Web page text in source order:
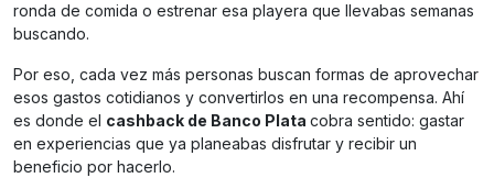
ronda de comida o estrenar esa playera que llevabas semanas
buscando.
Por eso, cada vez más personas buscan formas de aprovechar
esos gastos cotidianos y convertirlos en una recompensa. Ahí
es donde el cashback de Banco Plata cobra sentido: gastar
en experiencias que ya planeabas disfrutar y recibir un
beneficio por hacerlo.